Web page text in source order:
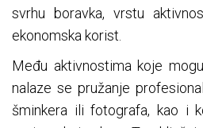
svrhu boravka, vrstu
ekonomska korist.
Među aktivnostima koje
nalaze se pružanje
šminkera ili fotografa, kao i